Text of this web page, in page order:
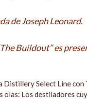
de Joseph Leonard.
Buildout” es
Distillery Select Line
olas: Los destiladores